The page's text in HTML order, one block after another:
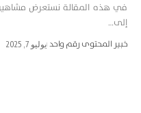
في هذه المقالة نستعرض
إلى…
خبير المحتوى رقم واحد يوليو 7, 2025